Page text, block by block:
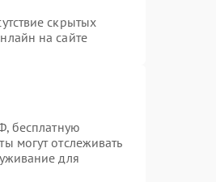
скрытых
на сайте
бесплатную
могут отслеживать
для